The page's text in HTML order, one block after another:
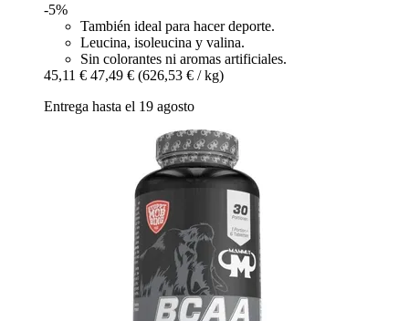
-5%
También ideal para hacer deporte.
Leucina, isoleucina y valina.
Sin colorantes ni aromas artificiales.
45,11 € 47,49 € (626,53 € / kg)
Entrega hasta el 19 agosto